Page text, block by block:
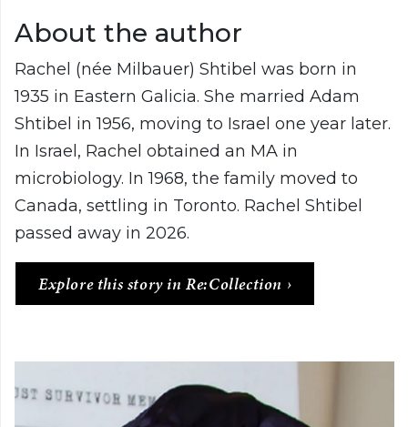
About the author
Rachel (née Milbauer) Shtibel was born in
1935 in Eastern Galicia. She married Adam
Shtibel in 1956, moving to Israel one year later.
In Israel, Rachel obtained an MA in
microbiology. In 1968, the family moved to
Canada, settling in Toronto. Rachel Shtibel
passed away in 2026.
Explore this story in Re:Collection